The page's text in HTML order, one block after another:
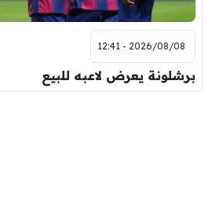
2026/08/08 - 12:41
برشلونة يعرض لاعبه للبيع